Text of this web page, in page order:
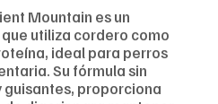
Mountain es un
utiliza cordero como
ideal para perros
Su fórmula sin
guisantes, proporciona